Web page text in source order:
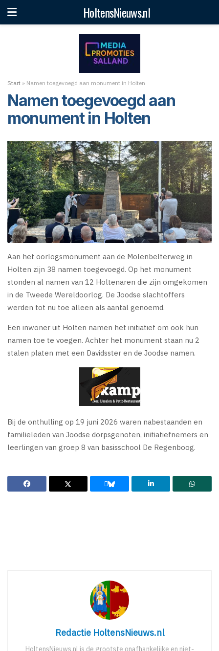
HoltensNieuws.nl
Start » Namen toegevoegd aan monument in Holten
Namen toegevoegd aan
monument in Holten
Aan het oorlogsmonument aan de Molenbelterweg in
Holten zijn 38 namen toegevoegd. Op het monument
stonden al namen van 12 Holtenaren die zijn omgekomen
in de Tweede Wereldoorlog. De Joodse slachtoffers
werden tot nu toe alleen als aantal genoemd.
Een inwoner uit Holten namen het initiatief om ook hun
namen toe te voegen. Achter het monument staan nu 2
stalen platen met een Davidsster en de Joodse namen.
Bij de onthulling op 19 juni 2026 waren nabestaanden en
familieleden van Joodse dorpsgenoten, initiatiefnemers en
leerlingen van groep 8 van basisschool De Regenboog.
Redactie HoltensNieuws.nl
HoltensNieuws.nl is de grootste onafhankelijke en niet-